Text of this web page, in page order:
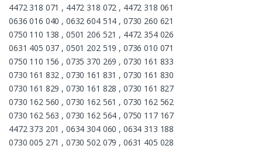
4472 318 071 , 4472 318 072 , 4472 318 061
0636 016 040 , 0632 604 514 , 0730 260 621
0750 110 138 , 0501 206 521 , 4472 354 026
0631 405 037 , 0501 202 519 , 0736 010 071
0750 110 156 , 0735 370 269 , 0730 161 833
0730 161 832 , 0730 161 831 , 0730 161 830
0730 161 829 , 0730 161 828 , 0730 161 827
0730 162 560 , 0730 162 561 , 0730 162 562
0730 162 563 , 0730 162 564 , 0750 117 167
4472 373 201 , 0634 304 060 , 0634 313 188
0730 005 271 , 0730 502 079 , 0631 405 028